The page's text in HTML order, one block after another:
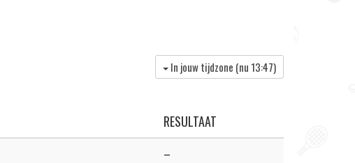
In jouw tijdzone (nu 13:47)
RESULTAAT
–